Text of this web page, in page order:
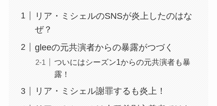
リア・ミシェルのSNSが炎上したのはな
ぜ？
gleeの元共演者からの暴露がつづく
ついにはシーズン1からの元共演者も暴
露！
リア・ミシェル謝罪するも炎上！